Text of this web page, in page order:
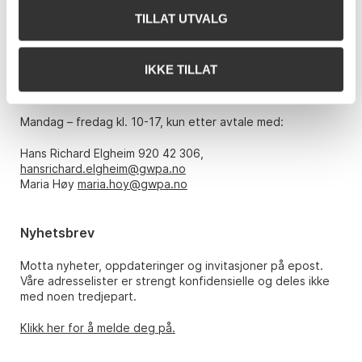
TILLAT UTVALG
IKKE TILLAT
E-post:post@gwpa.no
Åpningstider
Mandag – fredag kl. 10-17, kun etter avtale med:
Hans Richard Elgheim 920 42 306,
hansrichard.elgheim@gwpa.no
Maria Høy maria.hoy@gwpa.no
Nyhetsbrev
Motta nyheter, oppdateringer og invitasjoner på epost.
Våre adresselister er strengt konfidensielle og deles ikke
med noen tredjepart.
Klikk her for å melde deg på.